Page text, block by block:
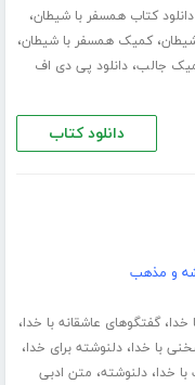
دانلود کتاب همسفر با شیطان،
،کمیک همسفر با شیطان،
جالب،دانلود پی دی اف
دانلود کتاب
و مذهب
خدا،گفتگوهای عاشقانه با خدا،
با خدا،دلنوشته برای خدا،
خدا،دلنوشته، متن ادبی